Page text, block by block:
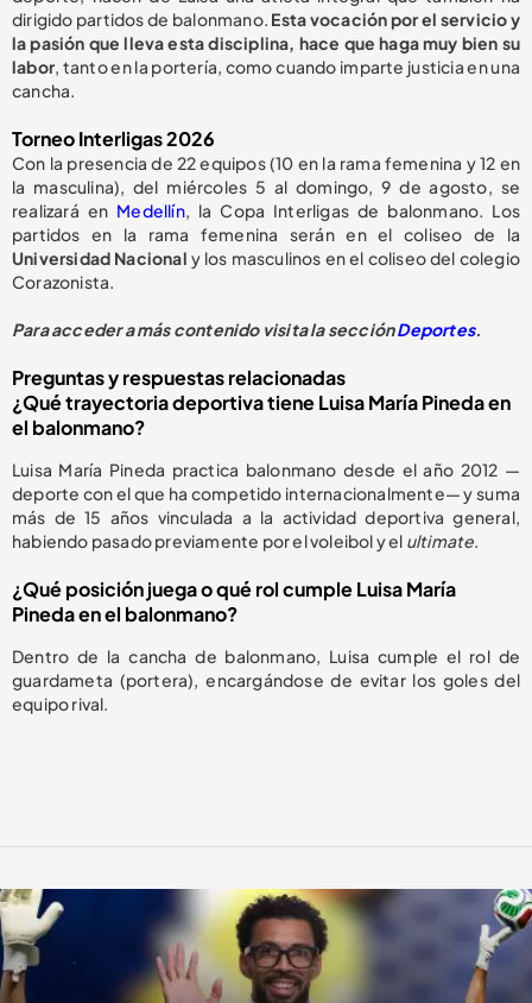
dirigido partidos de balonmano. Esta vocación por el servicio y
la pasión que lleva esta disciplina, hace que haga muy bien su
labor, tanto en la portería, como cuando imparte justicia en una
cancha.
Torneo Interligas 2026
Con la presencia de 22 equipos (10 en la rama femenina y 12 en
la masculina), del miércoles 5 al domingo, 9 de agosto, se
realizará en Medellín, la Copa Interligas de balonmano. Los
partidos en la rama femenina serán en el coliseo de la
Universidad Nacional y los masculinos en el coliseo del colegio
Corazonista.
Para acceder a más contenido visita la secciónDeportes.
Preguntas y respuestas relacionadas
¿Qué trayectoria deportiva tiene Luisa María Pineda en
el balonmano?
Luisa María Pineda practica balonmano desde el año 2012 —
deporte con el que ha competido internacionalmente— y suma
más de 15 años vinculada a la actividad deportiva general,
habiendo pasado previamente por el voleibol y el ultimate.
¿Qué posición juega o qué rol cumple Luisa María
Pineda en el balonmano?
Dentro de la cancha de balonmano, Luisa cumple el rol de
guardameta (portera), encargándose de evitar los goles del
equipo rival.